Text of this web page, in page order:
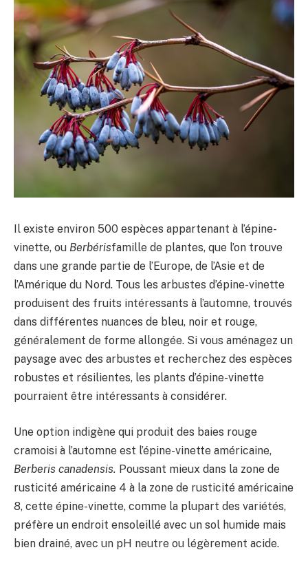
Il existe environ 500 espèces appartenant à l’épine-
vinette, ou Berbérisfamille de plantes, que l’on trouve
dans une grande partie de l’Europe, de l’Asie et de
l’Amérique du Nord. Tous les arbustes d’épine-vinette
produisent des fruits intéressants à l’automne, trouvés
dans différentes nuances de bleu, noir et rouge,
généralement de forme allongée. Si vous aménagez un
paysage avec des arbustes et recherchez des espèces
robustes et résilientes, les plants d’épine-vinette
pourraient être intéressants à considérer.
Une option indigène qui produit des baies rouge
cramoisi à l’automne est l’épine-vinette américaine,
Berberis canadensis. Poussant mieux dans la zone de
rusticité américaine 4 à la zone de rusticité américaine
8, cette épine-vinette, comme la plupart des variétés,
préfère un endroit ensoleillé avec un sol humide mais
bien drainé, avec un pH neutre ou légèrement acide.